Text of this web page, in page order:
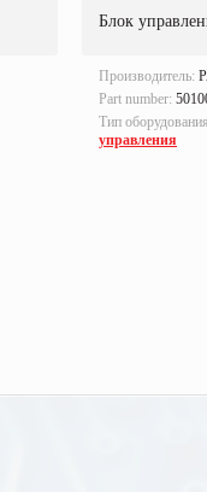
Блок
Производитель:
Part number:
Тип
управления